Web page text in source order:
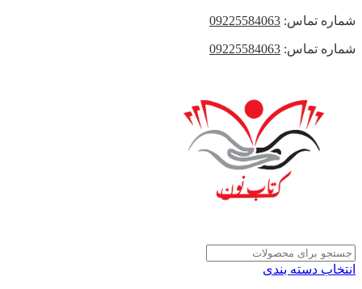
شماره تماس: 09225584063
شماره تماس: 09225584063
انتخاب دسته بندی